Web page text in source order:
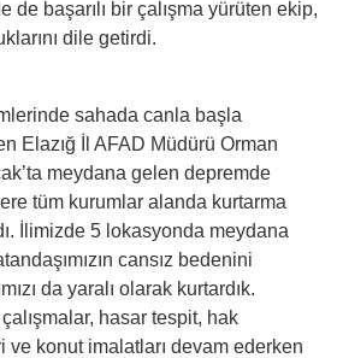
de başarılı bir çalışma yürüten ekip,
dile getirdi.
sahada canla başla
Elazığ İl AFAD Müdürü Orman
meydana gelen depremde
tüm kurumlar alanda kurtarma
İlimizde 5 lokasyonda meydana
cansız bedenini
da yaralı olarak kurtardık.
hasar tespit, hak
konut imalatları devam ederken